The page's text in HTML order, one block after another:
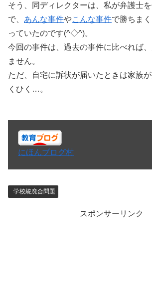
そう、同ディレクターは、私が弁護士
で、 あんな事件やこんな事件で勝ちま
っていたのです(^◇^)。
今回の事件は、過去の事件に比べれば
ません。
ただ、自宅に訴状が届いたときは家族
くひく…。
にほんブログ村
学校統廃合問題
スポンサーリンク